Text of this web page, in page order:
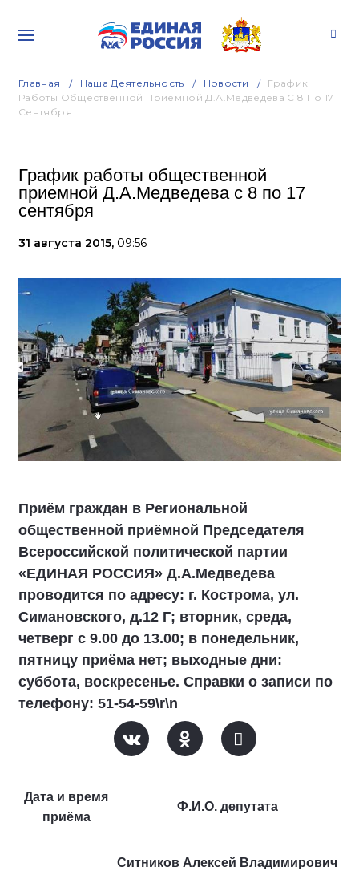
Главная Наша Деятельность Новости
График
Работы Общественной Приемной Д.А.Медведева С 8 По 17
Сентября
График работы общественной
приемной Д.А.Медведева с 8 по 17
сентября
31 августа 2015, 09:56
Приём граждан в Региональной
общественной приёмной Председателя
Всероссийской политической партии
«ЕДИНАЯ РОССИЯ» Д.А.Медведева
проводится по адресу: г. Кострома, ул.
Симановского, д.12 Г; вторник, среда,
четверг с 9.00 до 13.00; в понедельник,
пятницу приёма нет; выходные дни:
суббота, воскресенье. Справки о записи по
телефону: 51-54-59\r\n
Дата и время
приёма
Ф.И.О. депутата
Ситников Алексей Владимирович